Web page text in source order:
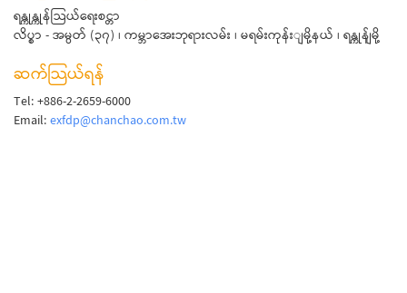
ရန္ကုန္ကုန်သြယ်ရေးစင္တာ
လိပ္စာ - အမွတ် (၃၇) ၊ ကမ္ဘာအေးဘုရားလမ်း ၊ မရမ်းကုန်းျမို့နယ် ၊ ရန္ကုန်ျမို့
ဆက်သြယ်ရန်
Tel: +886-2-2659-6000
Email:exfdp@chanchao.com.tw